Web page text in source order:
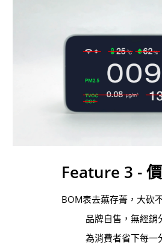
Feature 3 -
BOM表去蕪存菁，大砍
品牌自售，無經銷
為消費者省下每一